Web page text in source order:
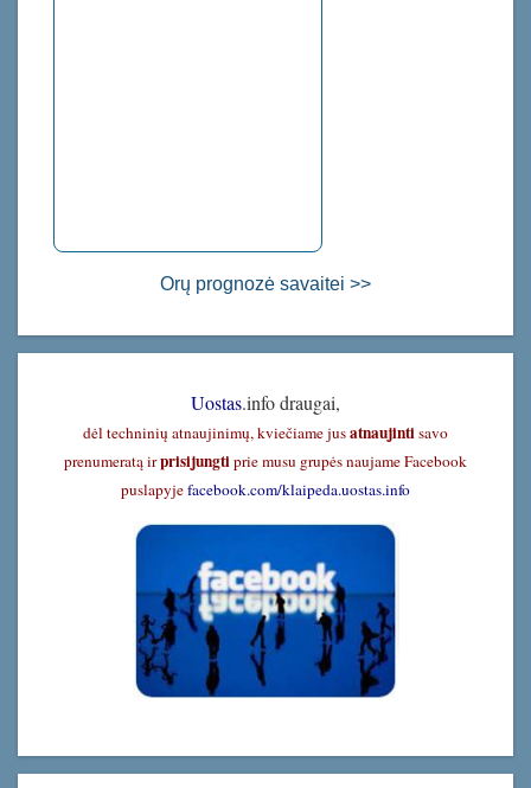
Orų prognozė savaitei >>
Uostas.info draugai,
dėl techninių atnaujinimų, kviečiame jusatnaujintisavo
prenumeratą irprisijungtiprie musu grupės naujame Facebook
puslapyjefacebook.com/klaipeda.uostas.info